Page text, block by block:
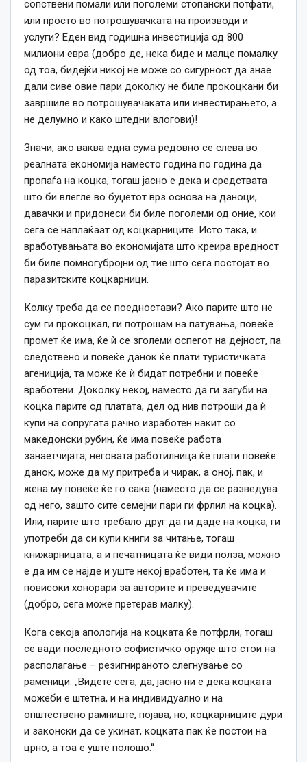
сопствени помали или поголеми стопански потфати,
или просто во потрошувачката на производи и
услуги? Еден вид годишна инвестиција од 800
милиони евра (добро де, нека биде и малце помалку
од тоа, бидејќи никој не може со сигурност да знае
дали сиве овие пари доколку не биле прокоцкани би
завршиле во потрошувачаката или инвестирањето, а
не делумно и како штедни влогови)!
Значи, ако ваква една сума редовно се слева во
реалната економија наместо година по година да
пропаѓа на коцка, тогаш јасно е дека и средствата
што би влегле во буџетот врз основа на даноци,
давачки и придонеси би биле поголеми од оние, кои
сега се наплаќаат од коцкарниците. Исто така, и
вработувањата во економијата што креира вредност
би биле помногубројни од тие што сега постојат во
паразитските коцкарници.
Колку треба да се поедностави? Ако парите што не
сум ги прокоцкал, ги потрошам на патувања, повеќе
промет ќе има, ќе ѝ се зголеми оспегот на дејност, па
следствено и повеќе данок ќе плати туристичката
агениција, та може ќе ѝ бидат потребни и повеќе
вработени. Доколку некој, наместо да ги загуби на
коцка парите од платата, дел од нив потроши да ѝ
купи на сопругата рачно изработен накит со
македонски рубин, ќе има повеќе работа
занаетчијата, неговата работилница ќе плати повеќе
данок, може да му притреба и чирак, а оној, пак, и
жена му повеќе ќе го сака (наместо да се разведува
од него, зашто сите семејни пари ги фрлил на коцка).
Или, парите што требало друг да ги даде на коцка, ги
употреби да си купи книги за читање, тогаш
книжарницата, а и печатницата ќе види полза, можно
е да им се најде и уште некој вработен, та ќе има и
повисоки хонорари за авторите и преведувачите
(добро, сега може претерав малку).
Кога секоја апологија на коцката ќе потфрли, тогаш
се вади последното софистичко оружје што стои на
располагање – резигнираното слегнување со
раменици: „Видете сега, да, јасно ни е дека коцката
можеби е штетна, и на индивидуално и на
општествено рамниште, појава; но, коцкарниците дури
и законски да се укинат, коцката пак ќе постои на
црно, а тоа е уште полошо.“